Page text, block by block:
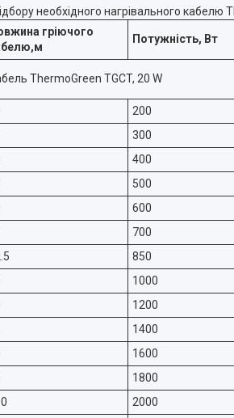
необхідного нагрівального кабелю
гріючого
Потужність, Вт
ThermoGreen TGCT, 20 W
200
300
400
500
600
700
850
1000
1200
1400
1600
1800
2000